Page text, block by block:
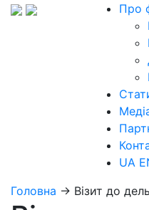
Про
UA
Головна → Візит до